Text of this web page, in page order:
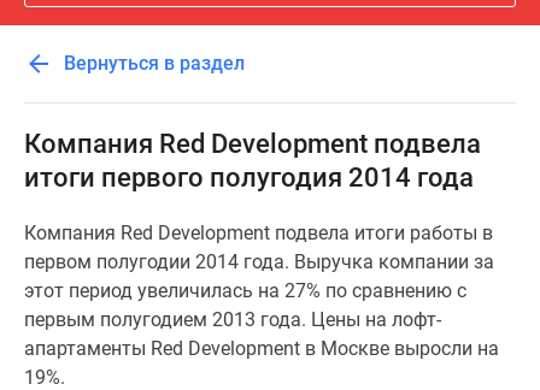
Новостройки
Москвы
Готовые
новостройки
Новостройки
Специальные
предложения
Коммерческие
помещения
Продавцы
Вернуться в раздел
Компания Red Development подвела
итоги первого полугодия 2014 года
Компания Red Development подвела итоги работы в
первом полугодии 2014 года. Выручка компании за
этот период увеличилась на 27% по сравнению с
первым полугодием 2013 года. Цены на лофт-
апартаменты Red Development в Москве выросли на
19%.